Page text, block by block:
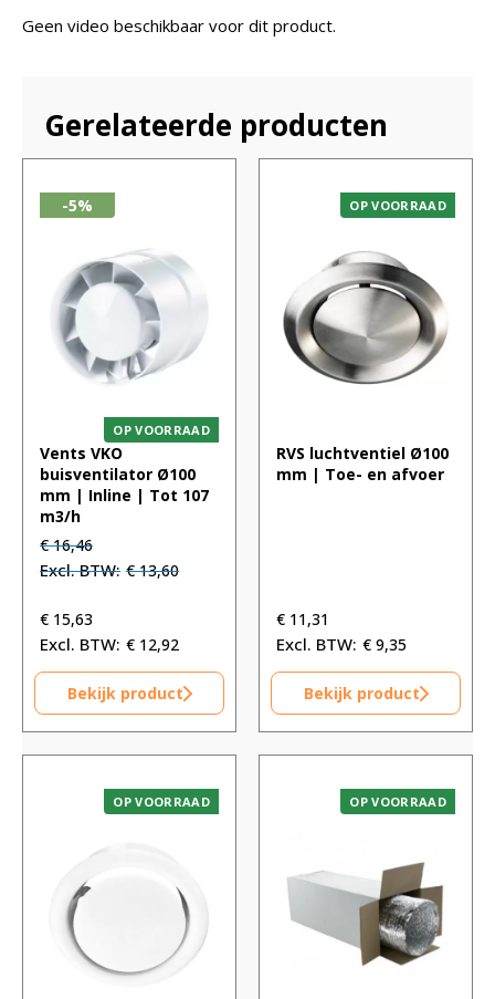
Geen video beschikbaar voor dit product.
Gerelateerde producten
-5%
OP VOORRAAD
Vents VKO
buisventilator Ø100
mm | Inline | Tot 107
m3/h
Oorspronkelijke
prijs
€ 16,46.
€16,46Huidige
prijs €13,60
€ 15,63
€ 12,92
Bekijk product
OP VOORRAAD
RVS luchtventiel Ø100
mm | Toe- en afvoer
€ 11,31
€ 9,35
Bekijk product
OP VOORRAAD OP VOORRAAD